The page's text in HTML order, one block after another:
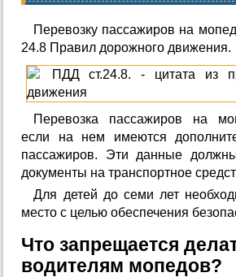
Перевозку пассажиров на
24.8 Правил дорожного движения.
Перевозка пассажиров на
если на нем имеются
пассажиров. Эти данные
документы на транспортное
Для детей до семи лет
место с целью обеспечения
Что запрещается
водителям мопедов?